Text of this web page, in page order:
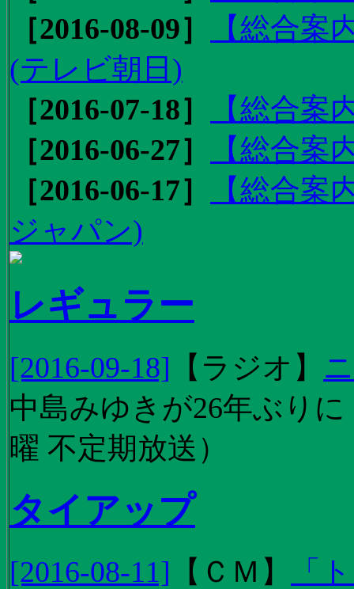
［2016-08-09］
【総合
(テレビ朝日)
［2016-07-18］
【総合案
［2016-06-27］
【総合案
［2016-06-17］
【総合
ジャパン)
レギュラー
[2016-09-18] 【 ラジオ 】
中島みゆきが26年ぶり
曜 不定期放送）
タイアップ
[2016-08-11] 【 ＣＭ 】 「